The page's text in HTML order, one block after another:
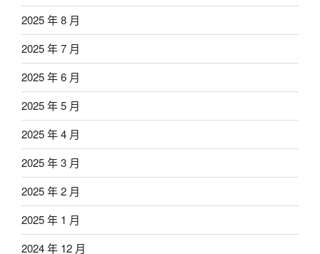
2025 年 8 月
2025 年 7 月
2025 年 6 月
2025 年 5 月
2025 年 4 月
2025 年 3 月
2025 年 2 月
2025 年 1 月
2024 年 12 月